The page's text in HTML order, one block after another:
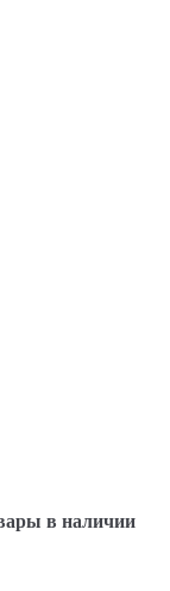
в наличии